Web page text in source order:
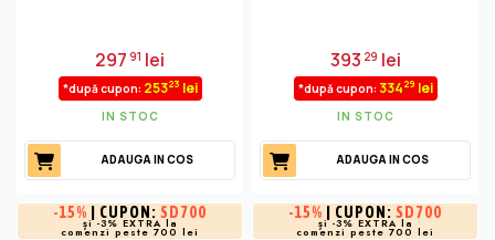
29791 lei
*după cupon: 25323 lei
IN STOC
ADAUGA IN COS
393 29 lei
*după cupon: 33429 lei
IN STOC
ADAUGA IN COS
-15% | CUPON: SD700
și -3% EXTRA la
comenzi peste 700 lei
-15% | CUPON: SD700
și -3% EXTRA la
comenzi peste 700 lei